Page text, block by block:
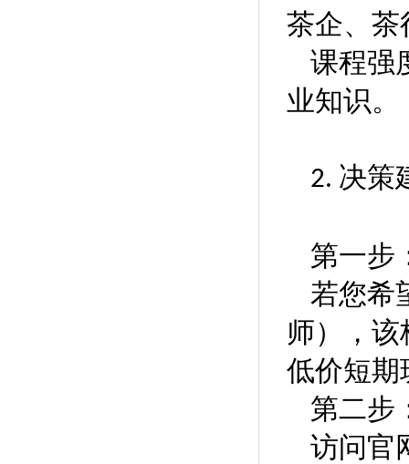
茶企、茶
课程强
业知识。
2. 决策
第一步
若您希
师），
低价短期
第二步
访问官